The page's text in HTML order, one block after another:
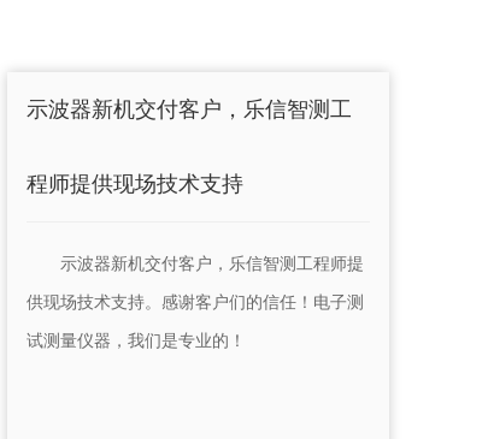
示波器新机交付客户，乐信智测工
程师提供现场技术支持
示波器新机交付客户，乐信智测工程师提
供现场技术支持。感谢客户们的信任！电子测
试测量仪器，我们是专业的！